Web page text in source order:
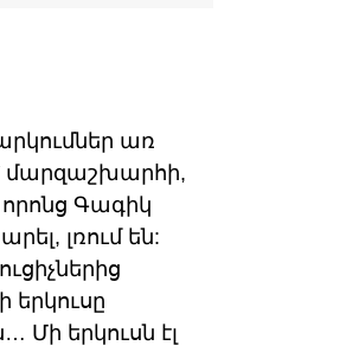
առ
մարզաշխարհի,
Գագիկ
լռում են:
երկուսը
Մի երկուսն էլ